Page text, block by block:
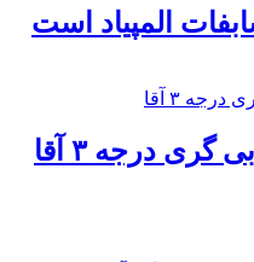
المپیاد است
درجه ۳ آقا